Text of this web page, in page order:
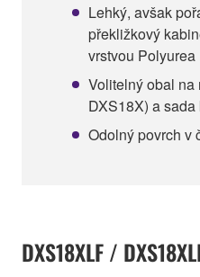
Lehký, avšak
překližkový
vrstvou Polyurea
Volitelný obal
DXS18X) a
Odolný povrch v
DXS18XLF /